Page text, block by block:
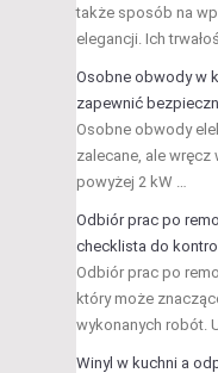
także sposób na
elegancji. Ich
Osobne obwody w
zapewnić
Osobne obwody
zalecane, ale
powyżej 2 kW …
Odbiór prac po
checklista do
Odbiór prac po
który może
wykonanych robót.
Winyl w kuchni a